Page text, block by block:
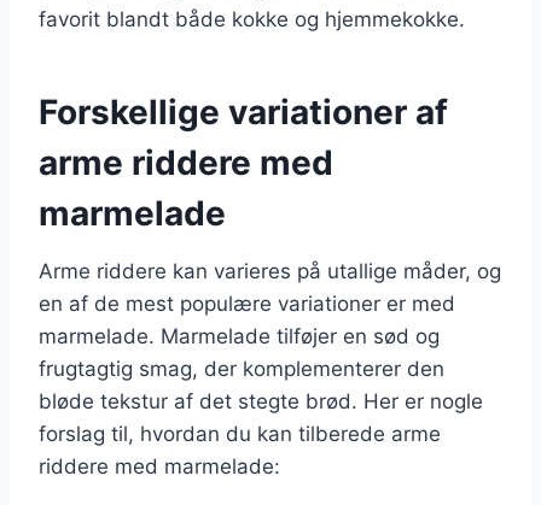
favorit blandt både kokke og hjemmekokke.
Forskellige variationer af
arme riddere med
marmelade
Arme riddere kan varieres på utallige måder, og
en af de mest populære variationer er med
marmelade. Marmelade tilføjer en sød og
frugtagtig smag, der komplementerer den
bløde tekstur af det stegte brød. Her er nogle
forslag til, hvordan du kan tilberede arme
riddere med marmelade: